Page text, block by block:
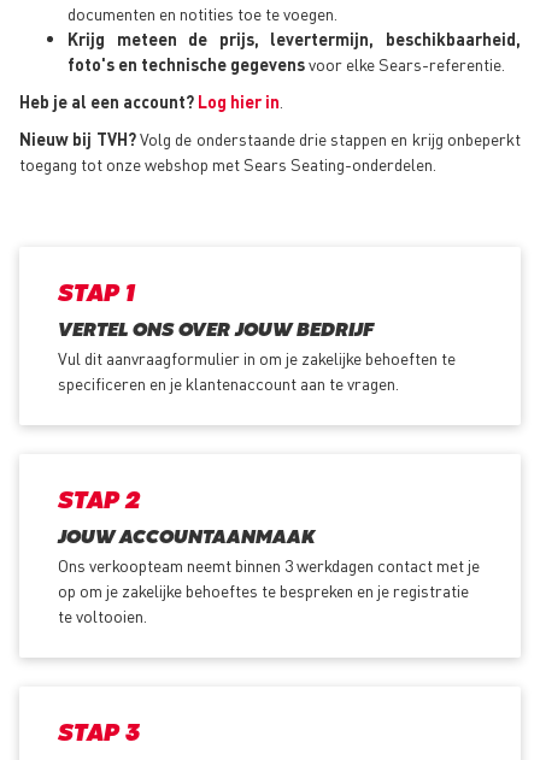
documenten en notities toe te voegen.
Krijg meteen de prijs, levertermijn, beschikbaarheid,
foto's en technische gegevensvoor elke Sears-referentie.
Heb je al een account? Log hier in
Nieuw bij TVH?Volg de onderstaande drie stappen en krijg onbeperkt
toegang tot onze webshop met Sears Seating-onderdelen.
STAP 1
VERTEL ONS OVER JOUW BEDRIJF
Vul dit aanvraagformulier in om je zakelijke behoeften te
specificeren en je klantenaccount aan te vragen.
STAP 2
JOUW ACCOUNTAANMAAK
Ons verkoopteam neemt binnen 3 werkdagen contact met je
op om je zakelijke behoeftes te bespreken en je registratie
te voltooien.
STAP 3